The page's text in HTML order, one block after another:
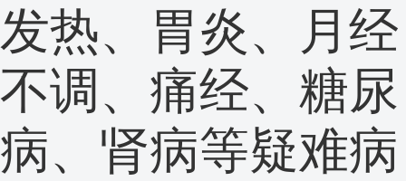
发热、胃炎、月经
不调、痛经、糖尿
病、肾病等疑难病